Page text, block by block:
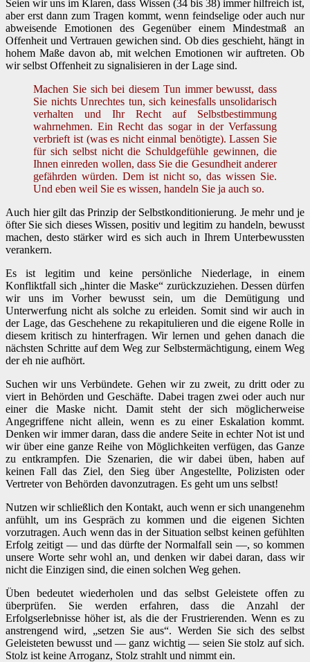
Seien wir uns im Klaren, dass Wissen (34 bis 38) immer hilfreich ist,
aber erst dann zum Tragen kommt, wenn feindselige oder auch nur
abweisende Emotionen des Gegenüber einem Mindestmaß an
Offenheit und Vertrauen gewichen sind. Ob dies geschieht, hängt in
hohem Maße davon ab, mit welchen Emotionen wir auftreten. Ob
wir selbst Offenheit zu signalisieren in der Lage sind.
Machen Sie sich bei diesem Tun immer bewusst, dass
Sie nichts Unrechtes tun, sich keinesfalls unsolidarisch
verhalten und Ihr Recht auf Selbstbestimmung
wahrnehmen. Ein Recht das sogar in der Verfassung
verbrieft ist (was es nicht einmal benötigte). Lassen Sie
für sich selbst nicht die Schuldgefühle gewinnen, die
Ihnen einreden wollen, dass Sie die Gesundheit anderer
gefährden würden. Dem ist nicht so, das wissen Sie.
Und eben weil Sie es wissen, handeln Sie ja auch so.
Auch hier gilt das Prinzip der Selbstkonditionierung. Je mehr und je
öfter Sie sich dieses Wissen, positiv und legitim zu handeln, bewusst
machen, desto stärker wird es sich auch in Ihrem Unterbewussten
verankern.
Es ist legitim und keine persönliche Niederlage, in einem
Konfliktfall sich „hinter die Maske“ zurückzuziehen. Dessen dürfen
wir uns im Vorher bewusst sein, um die Demütigung und
Unterwerfung nicht als solche zu erleiden. Somit sind wir auch in
der Lage, das Geschehene zu rekapitulieren und die eigene Rolle in
diesem kritisch zu hinterfragen. Wir lernen und gehen danach die
nächsten Schritte auf dem Weg zur Selbstermächtigung, einem Weg
der eh nie aufhört.
Suchen wir uns Verbündete. Gehen wir zu zweit, zu dritt oder zu
viert in Behörden und Geschäfte. Dabei tragen zwei oder auch nur
einer die Maske nicht. Damit steht der sich möglicherweise
Angegriffene nicht allein, wenn es zu einer Eskalation kommt.
Denken wir immer daran, dass die andere Seite in echter Not ist und
wir über eine ganze Reihe von Möglichkeiten verfügen, das Ganze
zu entkrampfen. Die Szenarien, die wir dabei üben, haben auf
keinen Fall das Ziel, den Sieg über Angestellte, Polizisten oder
Vertreter von Behörden davonzutragen. Es geht um uns selbst!
Nutzen wir schließlich den Kontakt, auch wenn er sich unangenehm
anfühlt, um ins Gespräch zu kommen und die eigenen Sichten
vorzutragen. Auch wenn das in der Situation selbst keinen gefühlten
Erfolg zeitigt — und das dürfte der Normalfall sein —, so kommen
unsere Worte sehr wohl an, und denken wir dabei daran, dass wir
nicht die Einzigen sind, die einen solchen Weg gehen.
Üben bedeutet wiederholen und das selbst Geleistete offen zu
überprüfen. Sie werden erfahren, dass die Anzahl der
Erfolgserlebnisse höher ist, als die der Frustrierenden. Wenn es zu
anstrengend wird, „setzen Sie aus“. Werden Sie sich des selbst
Geleisteten bewusst und — ganz wichtig — seien Sie stolz auf sich.
Stolz ist keine Arroganz, Stolz strahlt und nimmt ein.